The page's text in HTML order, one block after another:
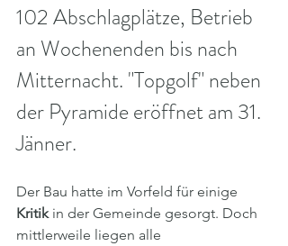
102 Abschlagplätze, Betrieb
an Wochenenden bis nach
Mitternacht. "Topgolf" neben
der Pyramide eröffnet am 31.
Jänner.
Der Bau hatte im Vorfeld für einige
Kritik in der Gemeinde gesorgt. Doch
mittlerweile liegen alle